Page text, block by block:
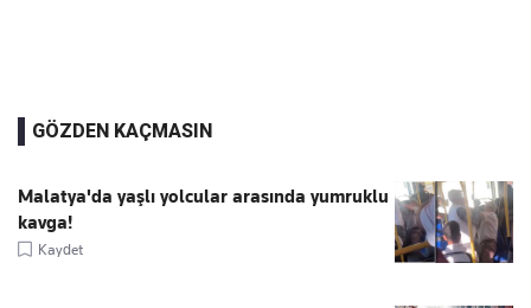
GÖZDEN KAÇMASIN
Malatya'da yaşlı yolcular arasında yumruklu
kavga!
Kaydet